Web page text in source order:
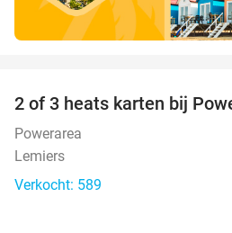
2 of 3 heats karten bij
Powerarea
Lemiers
Verkocht: 589